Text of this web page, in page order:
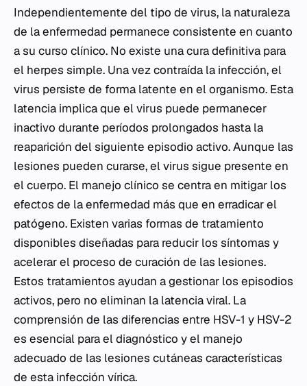
Independientemente del tipo de virus, la naturaleza
de la enfermedad permanece consistente en cuanto
a su curso clínico. No existe una cura definitiva para
el herpes simple. Una vez contraída la infección, el
virus persiste de forma latente en el organismo. Esta
latencia implica que el virus puede permanecer
inactivo durante períodos prolongados hasta la
reaparición del siguiente episodio activo. Aunque las
lesiones pueden curarse, el virus sigue presente en
el cuerpo. El manejo clínico se centra en mitigar los
efectos de la enfermedad más que en erradicar el
patógeno. Existen varias formas de tratamiento
disponibles diseñadas para reducir los síntomas y
acelerar el proceso de curación de las lesiones.
Estos tratamientos ayudan a gestionar los episodios
activos, pero no eliminan la latencia viral. La
comprensión de las diferencias entre HSV-1 y HSV-2
es esencial para el diagnóstico y el manejo
adecuado de las lesiones cutáneas características
de esta infección vírica.